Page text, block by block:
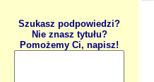
Szukasz podpowiedzi?
Nie znasz tytułu?
Pomożemy Ci, napisz!